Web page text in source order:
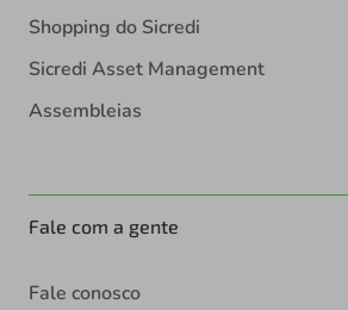
Shopping do Sicredi
Sicredi Asset Management
Assembleias
Fale com a gente
Fale conosco